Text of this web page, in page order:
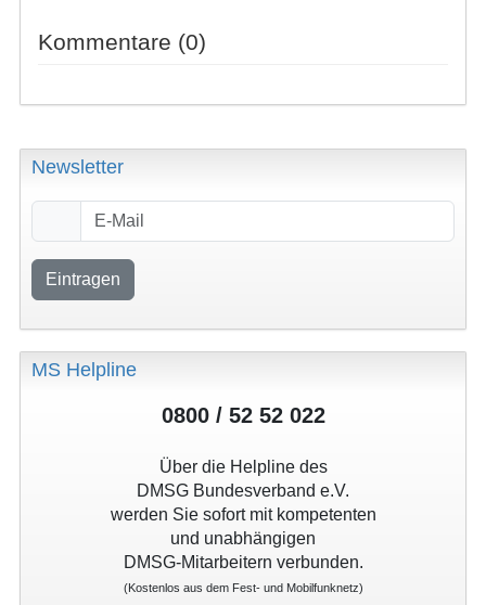
Kommentare (0)
Newsletter
Eintragen
MS Helpline
0800 / 52 52 022
Über die Helpline des
DMSG Bundesverband e.V.
werden Sie sofort mit kompetenten
und unabhängigen
DMSG-Mitarbeitern verbunden.
(Kostenlos aus dem Fest- und Mobilfunknetz)